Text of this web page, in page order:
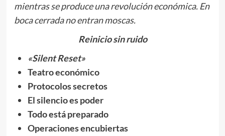
mientras se produce una revolución económica. En
boca cerrada no entran moscas.
Reinicio sin ruido
«Silent Reset»
Teatro económico
Protocolos secretos
El silencio es poder
Todo está preparado
Operaciones encubiertas